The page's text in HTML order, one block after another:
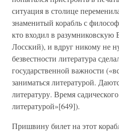
ситуация в столице
знаменитый корабль с
кто входил в разумниковскую
Лосский), и вдруг никому не
безвестности литература
государственной важности
заниматься литературой.
литературу. Время
литературой»[649]).
Пришвину билет на этот